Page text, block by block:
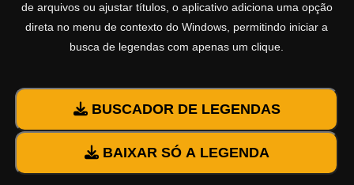
de arquivos ou ajustar títulos, o aplicativo adiciona uma opção
direta no menu de contexto do Windows, permitindo iniciar a
busca de legendas com apenas um clique.
BUSCADOR DE LEGENDAS
BAIXAR SÓ A LEGENDA